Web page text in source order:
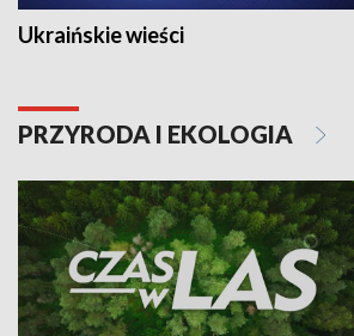
Ukraińskie wieści
PRZYRODA I EKOLOGIA